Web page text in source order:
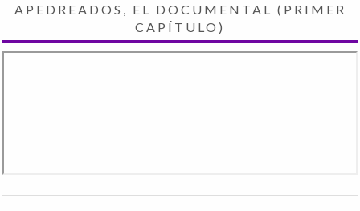
APEDREADOS, EL DOCUMENTAL (PRIMER
CAPÍTULO)